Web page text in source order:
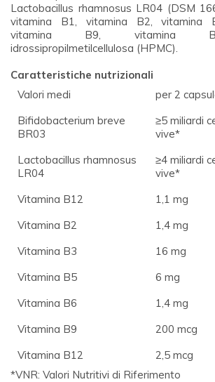
Lactobacillus rhamnosus LR04 (DSM
vitamina B1, vitamina B2, vitamina
vitamina B9, vitamina
idrossipropilmetilcellulosa (HPMC).
Caratteristiche nutrizionali
Valori medi
per 2
Bifidobacterium breve
BR03
≥5 miliardi
vive*
Lactobacillus rhamnosus
LR04
≥4 miliardi
vive*
Vitamina B12
1,1 mg
Vitamina B2
1,4 mg
Vitamina B3
16 mg
Vitamina B5
6 mg
Vitamina B6
1,4 mg
Vitamina B9
200 mcg
Vitamina B12
2,5 mcg
*VNR: Valori Nutritivi di Riferimento